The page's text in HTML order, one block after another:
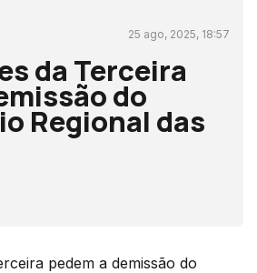
25 ago, 2025, 18:57
da Terceira
do
Regional das
pedem a demissão do